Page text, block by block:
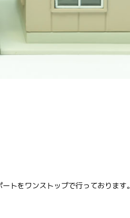
トをワンストップで行っております。